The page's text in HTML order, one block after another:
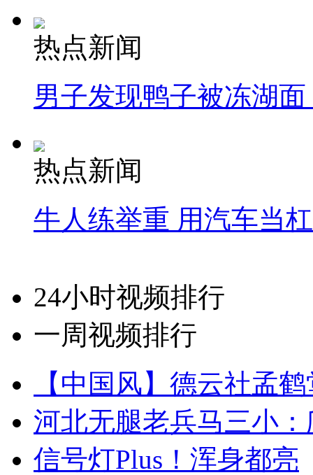
热点新闻
男子发现鸭子被冻湖
热点新闻
牛人练举重 用汽车当
24小时视频排行
一周视频排行
【中国风】德云社孟
河北无腿老兵马三小
信号灯Plus！浑身都亮